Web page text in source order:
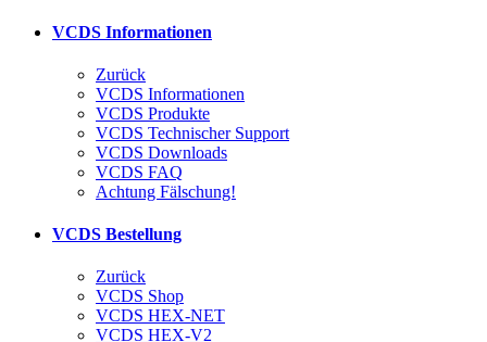
VCDS Informationen
Zurück
VCDS Informationen
VCDS Produkte
VCDS Technischer Support
VCDS Downloads
VCDS FAQ
Achtung Fälschung!
VCDS Bestellung
Zurück
VCDS Shop
VCDS HEX-NET
VCDS HEX-V2